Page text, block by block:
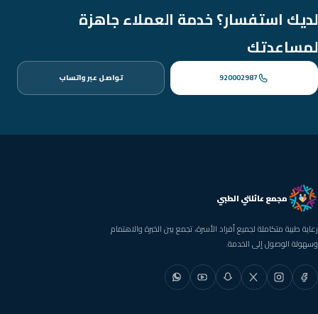
لديك استفسار؟ خدمة العملاء جاهزة
لمساعدتك
920002987 تواصل عبر واتساب
مجمع عائلتي الطبي
رعاية طبية متكاملة لجميع أفراد الأسرة، تجمع بين الخبرة والاهتمام
وسهولة الوصول إلى الخدمة.
فيسبوك إنستغرام إكس سناب شاتيوتيوب
واتساب